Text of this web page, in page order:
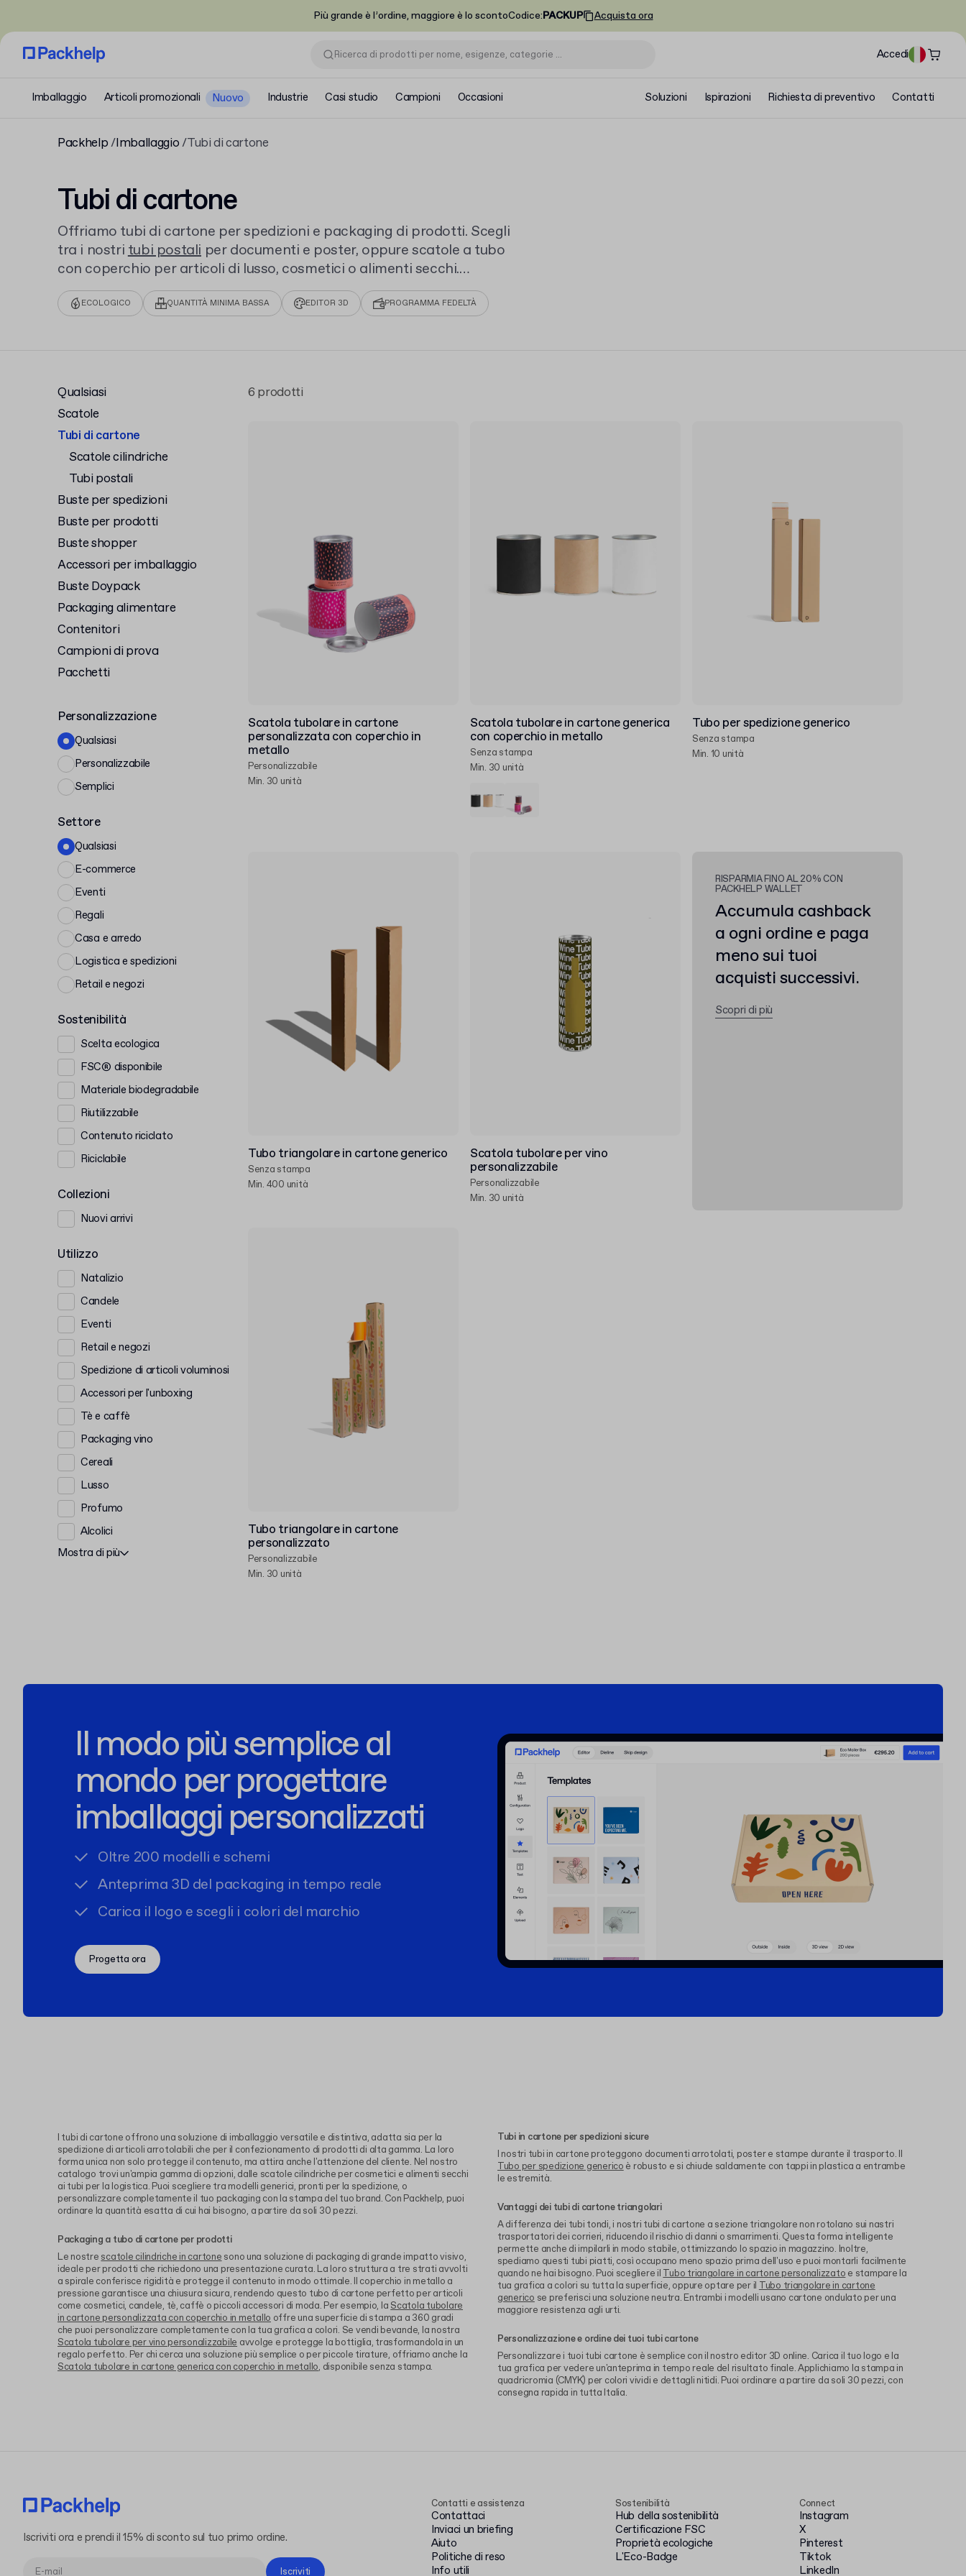
Più grande è l’ordine, maggiore è lo scontoCodice:PACKUP Acquista ora
Accedi
Imballaggio Articoli promozionali Nuovo Industrie Casi studio Campioni Occasioni Soluzioni Ispirazioni Richiesta di preventivo Contatti
Packhelp Imballaggio Tubi di cartone
Tubi di cartone
Offriamo tubi di cartone per spedizioni e packaging di prodotti. Scegli
tra i nostritubi postaliper documenti e poster, oppure scatole a tubo
con coperchio per articoli di lusso, cosmetici o alimenti secchi.
Personalizza il tuo tubo di cartone con la tua grafica.
ECOLOGICO QUANTITÀ MINIMA BASSA EDITOR 3D PROGRAMMA FEDELTÀ
Qualsiasi
Scatole
Tubi di cartone
Scatole cilindriche
Tubi postali
Buste per spedizioni
Buste per prodotti
Buste shopper
Accessori per imballaggio
Buste Doypack
Packaging alimentare
Contenitori
Campioni di prova
Pacchetti
Personalizzazione
Qualsiasi
Personalizzabile
Semplici
Settore
Qualsiasi
E-commerce
Eventi
Regali
Casa e arredo
Logistica e spedizioni
Retail e negozi
Sostenibilità
Scelta ecologica
FSC® disponibile
Materiale biodegradabile
Riutilizzabile
Contenuto riciclato
Riciclabile
Collezioni
Nuovi arrivi
Utilizzo
Natalizio
Candele
Eventi
Retail e negozi
Spedizione di articoli voluminosi
Accessori per l'unboxing
Tè e caffè
Packaging vino
Cereali
Lusso
Profumo
Alcolici
Mostra di più
6 prodotti
Scatola tubolare in cartone
personalizzata con coperchio in
metallo
Personalizzabile
Min. 30 unità
Scatola tubolare in cartone generica
con coperchio in metallo
Senza stampa
Min. 30 unità
Tubo per spedizione generico
Senza stampa
Min. 10 unità
Tubo triangolare in cartone generico
Senza stampa
Min. 400 unità
Scatola tubolare per vino
personalizzabile
Personalizzabile
Min. 30 unità
Tubo triangolare in cartone
personalizzato
Personalizzabile
Min. 30 unità
RISPARMIA FINO AL 20% CON
PACKHELP WALLET
Accumula cashback
a ogni ordine e paga
meno sui tuoi
acquisti successivi.
Scopri di più
Il modo più semplice al
mondo per progettare
imballaggi personalizzati
Oltre 200 modelli e schemi
Anteprima 3D del packaging in tempo reale
Carica il logo e scegli i colori del marchio
Progetta ora
I tubi di cartone offrono una soluzione di imballaggio versatile e distintiva, adatta sia per la
spedizione di articoli arrotolabili che per il confezionamento di prodotti di alta gamma. La loro
forma unica non solo protegge il contenuto, ma attira anche l'attenzione del cliente. Nel nostro
catalogo trovi un'ampia gamma di opzioni, dalle scatole cilindriche per cosmetici e alimenti secchi
ai tubi per la logistica. Puoi scegliere tra modelli generici, pronti per la spedizione, o
personalizzare completamente il tuo packaging con la stampa del tuo brand. Con Packhelp, puoi
ordinare la quantità esatta di cui hai bisogno, a partire da soli 30 pezzi.
Packaging a tubo di cartone per prodotti
Le nostre scatole cilindriche in cartone sono una soluzione di packaging di grande impatto visivo,
ideale per prodotti che richiedono una presentazione curata. La loro struttura a tre strati avvolti
a spirale conferisce rigidità e protegge il contenuto in modo ottimale. Il coperchio in metallo a
pressione garantisce una chiusura sicura, rendendo questo tubo di cartone perfetto per articoli
come cosmetici, candele, tè, caffè o piccoli accessori di moda. Per esempio, la Scatola tubolare
in cartone personalizzata con coperchio in metallo offre una superficie di stampa a 360 gradi
che puoi personalizzare completamente con la tua grafica a colori. Se vendi bevande, la nostra
Scatola tubolare per vino personalizzabile avvolge e protegge la bottiglia, trasformandola in un
regalo perfetto. Per chi cerca una soluzione più semplice o per piccole tirature, offriamo anche la
Scatola tubolare in cartone generica con coperchio in metallo, disponibile senza stampa.
Tubi in cartone per spedizioni sicure
I nostri tubi in cartone proteggono documenti arrotolati, poster e stampe durante il trasporto. Il
Tubo per spedizione generico è robusto e si chiude saldamente con tappi in plastica a entrambe
le estremità.
Vantaggi dei tubi di cartone triangolari
A differenza dei tubi tondi, i nostri tubi di cartone a sezione triangolare non rotolano sui nastri
trasportatori dei corrieri, riducendo il rischio di danni o smarrimenti. Questa forma intelligente
permette anche di impilarli in modo stabile, ottimizzando lo spazio in magazzino. Inoltre,
spediamo questi tubi piatti, così occupano meno spazio prima dell'uso e puoi montarli facilmente
quando ne hai bisogno. Puoi scegliere il Tubo triangolare in cartone personalizzato e stampare la
tua grafica a colori su tutta la superficie, oppure optare per il Tubo triangolare in cartone
generico se preferisci una soluzione neutra. Entrambi i modelli usano cartone ondulato per una
maggiore resistenza agli urti.
Personalizzazione e ordine dei tuoi tubi cartone
Personalizzare i tuoi tubi cartone è semplice con il nostro editor 3D online. Carica il tuo logo e la
tua grafica per vedere un'anteprima in tempo reale del risultato finale. Applichiamo la stampa in
quadricromia (CMYK) per colori vividi e dettagli nitidi. Puoi ordinare a partire da soli 30 pezzi, con
consegna rapida in tutta Italia.
Contatti e assistenza
Contattaci
Inviaci un briefing
Aiuto
Politiche di reso
Info utili
Sostenibilità
Hub della sostenibilità
Certificazione FSC
Proprietà ecologiche
L'Eco-Badge
Connect
Instagram
X
Pinterest
Tiktok
LinkedIn
Iscriviti ora e prendi il 15% di sconto sul tuo primo ordine.
Iscriviti